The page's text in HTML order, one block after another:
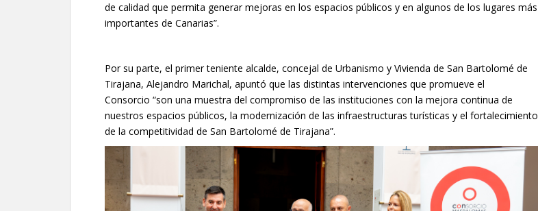
de calidad que permita generar mejoras en los espacios públicos y en algunos de los lugares más
importantes de Canarias”.
Por su parte, el primer teniente alcalde, concejal de Urbanismo y Vivienda de San Bartolomé de
Tirajana, Alejandro Marichal, apuntó que las distintas intervenciones que promueve el
Consorcio “son una muestra del compromiso de las instituciones con la mejora continua de
nuestros espacios públicos, la modernización de las infraestructuras turísticas y el fortalecimiento
de la competitividad de San Bartolomé de Tirajana”.